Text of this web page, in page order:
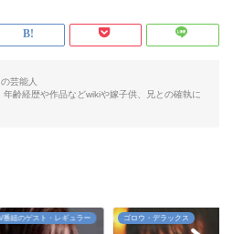
芸能人
齢経歴や作品などwikiや嫁子供、兄との確執に
番組のゲスト・レギュラー ゴロウ・デラックス